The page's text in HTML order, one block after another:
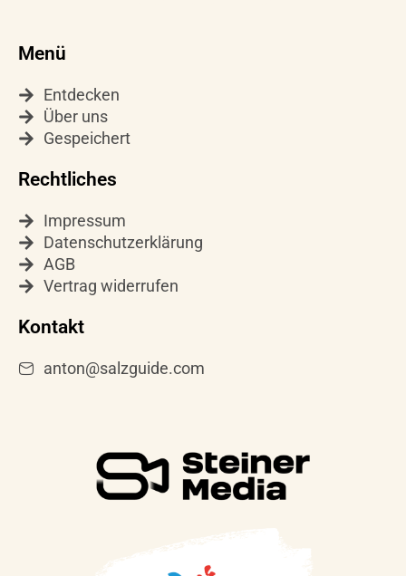
Menü
Entdecken
Über uns
Gespeichert
Rechtliches
Impressum
Datenschutzerklärung
AGB
Vertrag widerrufen
Kontakt
anton@salzguide.com